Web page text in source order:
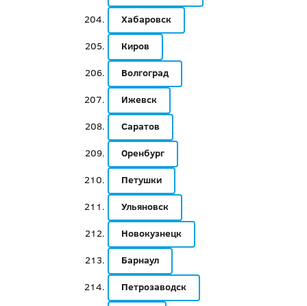
Хабаровск
Киров
Волгоград
Ижевск
Саратов
Оренбург
Петушки
Ульяновск
Новокузнецк
Барнаул
Петрозаводск